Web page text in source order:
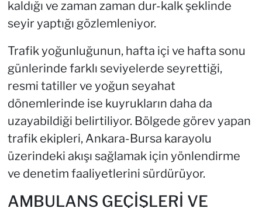
kaldığı ve zaman zaman dur-kalk şeklinde
seyir yaptığı gözlemleniyor.
Trafik yoğunluğunun, hafta içi ve hafta sonu
günlerinde farklı seviyelerde seyrettiği,
resmi tatiller ve yoğun seyahat
dönemlerinde ise kuyrukların daha da
uzayabildiği belirtiliyor. Bölgede görev yapan
trafik ekipleri, Ankara-Bursa karayolu
üzerindeki akışı sağlamak için yönlendirme
ve denetim faaliyetlerini sürdürüyor.
AMBULANS GEÇİŞLERİ VE